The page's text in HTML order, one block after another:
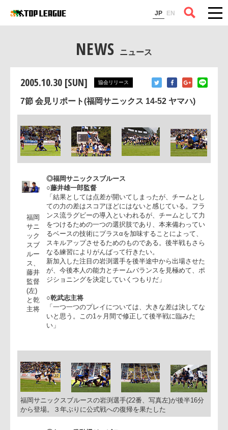
JP EN
コラム
NEWS ニュース
2005.10.30 [SUN] 協会リリース
7節 会見リポート(福岡サニックス 14-52 ヤマハ)
福岡
サニ
ック
スブ
ルー
ス、
藤井
監督
◎福岡サニックスブルース
○藤井雄一郎監督
「結果としては点差が開いてしまったが、チームとし
ての力の差はスコアほどにはないと感じている。フラ
ンス流ラグビーの導入といわれるが、チームとして力
をつけるための一つの選択肢であり、本来備わってい
るベースの技術にプラスαを加味することによって、
スキルアップさせるためのものである。後半戦もさら
なる練習によりがんばって行きたい。
が、今後本人の能力とチームバランスを見極めて、ポ
ジショニングを決定していくつもりだ」
○乾武志主将
いと思う。この1ヶ月間で修正して後半戦に臨みた
い」